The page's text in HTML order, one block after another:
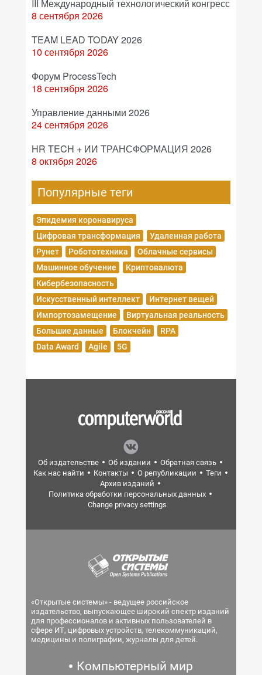
III Международный технологический конгресс
8 сентября 2026
TEAM LEAD TODAY 2026
10 сентября 2026
Форум ProcessTech
18 сентября 2026
Управление данными 2026
24 сентября 2026
HR TECH + ИИ ТРАНСФОРМАЦИЯ 2026
8 октября 2026
Популярные теги
Эпидемия коронавируса
Цифровая трансформация
Удаленная работа
Рунет
Робототехника
Облачные сервисы
Машинное обучение
Криптовалюта
Кибербезопасность
Искусственный интеллект
Интернет вещей
Импортозамещение
Виртуальная реальность
Большие данные
Блокчейн
RPA
Data Award
Agile 5G
Об издательстве Об издании
Обратная связь
Как нас найти
Контакты О републикации
Теги
Архив изданий
Политика обработки персональных данных
Change privacy settings
«Открытые системы» - ведущее российское
издательство, выпускающее широкий спектр изданий
для профессионалов и активных пользователей в
сфере ИТ, цифровых устройств, телекоммуникаций,
медицины и полиграфии, журналы для детей.
Компьютерный мир